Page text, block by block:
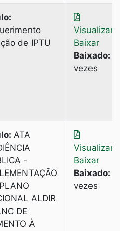
de IPTU
Visualizar
Baixar
Baixado:
vezes
ATA
-
ALDIR
DE
À
Visualizar
Baixar
Baixado:
vezes